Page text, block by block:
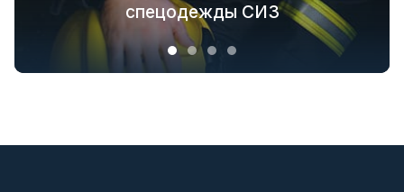
спецодежды СИЗ
одежды
верхней одежды
отраслевой цепочки